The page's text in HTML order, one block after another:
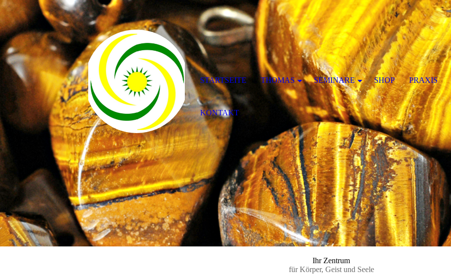
Ihr Zentrum
für Körper, Geist und Seele
STARTSEITE THOMAS SEMINARE SHOP PRAXIS
KONTAKT